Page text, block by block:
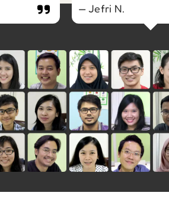
Jefri N.